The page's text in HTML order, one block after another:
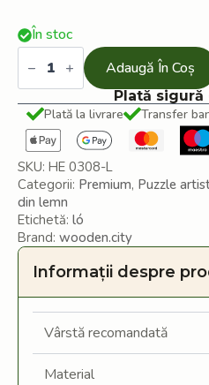
În stoc
Cantitate
Cursa
puzzle
din
lemn
Adaugă În Coș
Plată sigură
Plată la livrare
Transfer
SKU: HE 0308-L
Categorii: Premium, Puzzle
din lemn
Etichetă: ló
Brand: wooden.city
Informații despre
Vârstă recomandată
Material